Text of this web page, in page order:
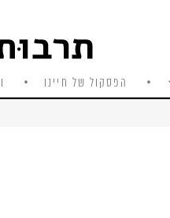
הפסקול של חיינו